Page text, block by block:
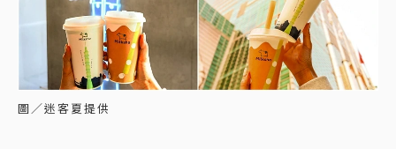
圖／迷客夏提供